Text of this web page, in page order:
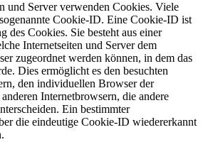
und Server verwenden Cookies. Viele
Cookie-ID. Eine Cookie-ID ist
des Cookies. Sie besteht aus einer
Internetseiten und Server dem
zugeordnet werden können, in dem das
Dies ermöglicht es den besuchten
den individuellen Browser der
Internetbrowsern, die andere
Ein bestimmter
die eindeutige Cookie-ID wiedererkannt